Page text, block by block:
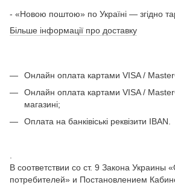
- «Новою поштою» по Україні — згідно
Більше інформації про доставку
Онлайн оплата картами VISA /
Онлайн оплата картами VISA /
магазині;
Оплата на банківіські реквізити IBAN.
В соответствии со ст. 9 Закона Украины
потребителей» и Постановлением